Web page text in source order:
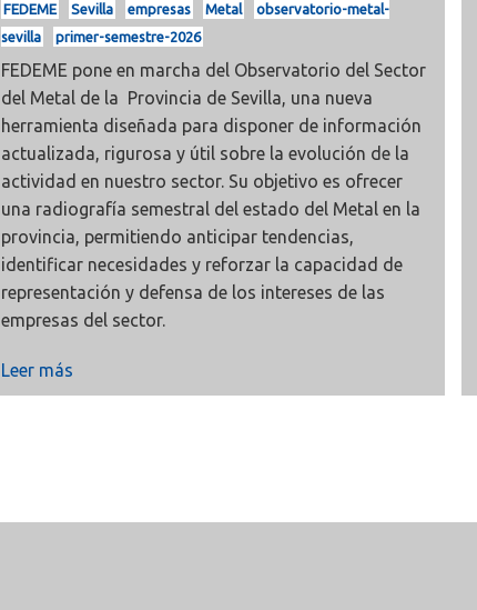
FEDEME Sevilla empresas Metal
observatorio-metal-
sevilla
primer-semestre-2026
FEDEME pone en marcha del Observatorio del Sector
del Metal de la Provincia de Sevilla, una nueva
herramienta diseñada para disponer de información
actualizada, rigurosa y útil sobre la evolución de la
actividad en nuestro sector. Su objetivo es ofrecer
una radiografía semestral del estado del Metal en la
provincia, permitiendo anticipar tendencias,
identificar necesidades y reforzar la capacidad de
representación y defensa de los intereses de las
empresas del sector.
Leer más